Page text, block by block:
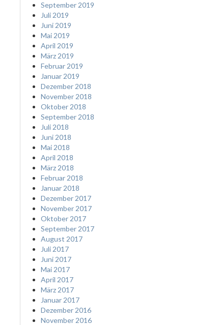
September 2019
Juli 2019
Juni 2019
Mai 2019
April 2019
März 2019
Februar 2019
Januar 2019
Dezember 2018
November 2018
Oktober 2018
September 2018
Juli 2018
Juni 2018
Mai 2018
April 2018
März 2018
Februar 2018
Januar 2018
Dezember 2017
November 2017
Oktober 2017
September 2017
August 2017
Juli 2017
Juni 2017
Mai 2017
April 2017
März 2017
Januar 2017
Dezember 2016
November 2016